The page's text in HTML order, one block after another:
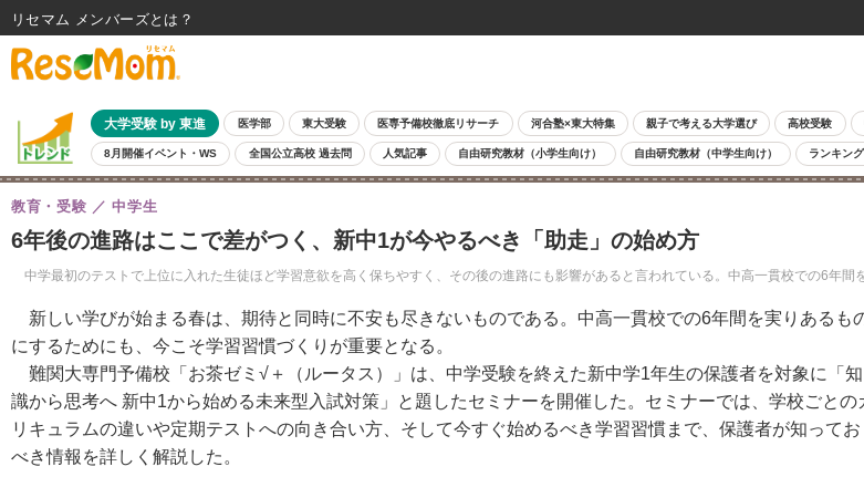
大学受験 by 東進 医学部 東大受験 医専予備校徹底リサーチ 河合塾×東大特集 親子で考える大学選び 高校受験
8月開催イベント・WS 全国公立高校 過去問 人気記事 自由研究教材（小学生向け） 自由研究教材（中学生向け） ランキング
6年後の進路はここで差がつく、新中1が今やるべき「助走」の始め方
中学最初のテストで上位に入れた生徒ほど学習意欲を高く保ちやすく、その後の進路にも影響があると言われている。中高一貫校での6年間
教育・受験 中学生
新しい学びが始まる春は、期待と同時に不安も尽きないものである。中高一貫校での6年間を実りあるも
にするためにも、今こそ学習習慣づくりが重要となる。
難関大専門予備校「お茶ゼミ√＋（ルータス）」は、中学受験を終えた新中学1年生の保護者を対象に「知
識から思考へ 新中1から始める未来型入試対策」と題したセミナーを開催した。セミナーでは、学校ごとの
リキュラムの違いや定期テストへの向き合い方、そして今すぐ始めるべき学習習慣まで、保護者が知ってお
べき情報を詳しく解説した。
リセマム メンバーズ